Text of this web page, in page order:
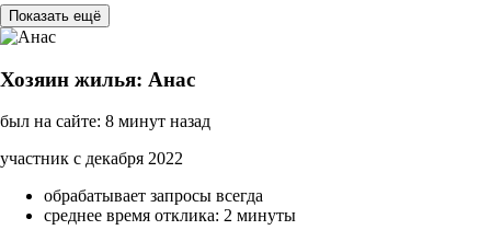
Показать ещё
Хозяин жилья: Анас
был на сайте: 8 минут назад
участник с декабря 2022
обрабатывает запросы всегда
среднее время отклика: 2 минуты